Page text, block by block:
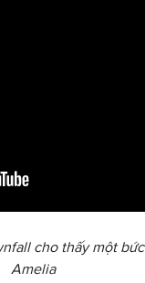
cho thấy một
Amelia